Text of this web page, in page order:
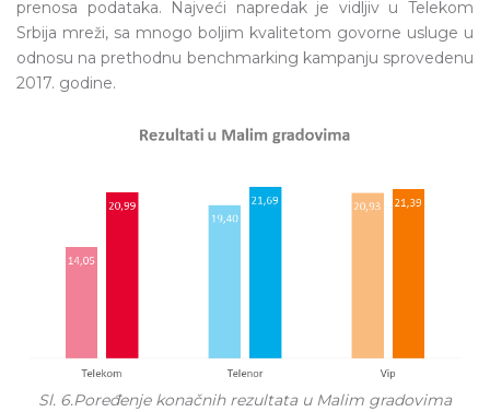
prenosa podataka. Najveći napredak je vidljiv u Telekom
Srbija mreži, sa mnogo boljim kvalitetom govorne usluge u
odnosu na prethodnu benchmarking kampanju sprovedenu
2017. godine.
Sl. 6.Poređenje konačnih rezultata u Malim gradovima